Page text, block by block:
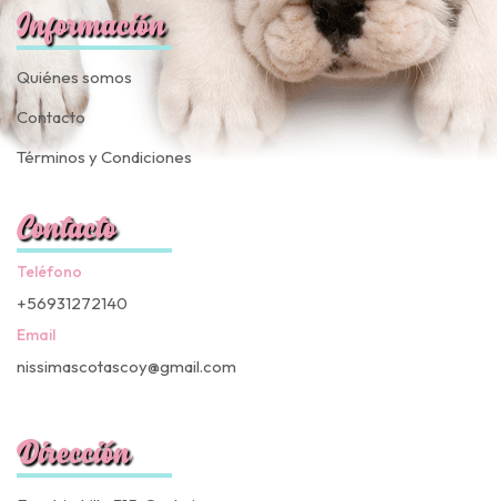
Información
Quiénes somos
Contacto
Términos y Condiciones
Contacto
Teléfono
+56931272140
Email
nissimascotascoy@gmail.com
Dirección